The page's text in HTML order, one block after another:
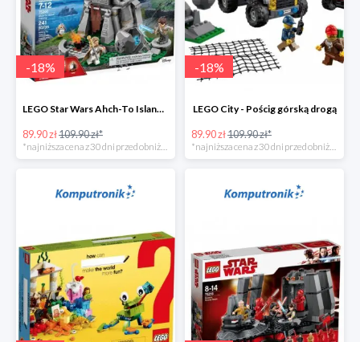
-18%
LEGO Star Wars Ahch-To Island Training
89.90 zł109.90 zł*
-18%
LEGO City - Pościg górską drogą
89.90 zł109.90 zł*